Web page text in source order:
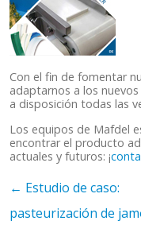
Con el fin de fomentar
adaptarnos a los
a disposición todas las
Los equipos de Mafdel
encontrar el producto
actuales y futuros: ¡
← Estudio de caso:
pasteurización de